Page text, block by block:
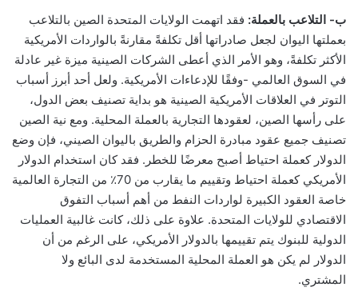
ب- التلاعب بالعملة: فقد اتهمت الولايات المتحدة الصين بالتلاعب
بعملتها اليوان لجعل صادراتها أقل تكلفةً مقارنةً بالواردات الأمريكية
الأكثر تكلفةً، وهو الأمر الذي أعطى الشركات الصينية ميزة غير عادلة
في السوق العالمي -وفقًا للإدعاءات الأمريكية. ولعل أحد أبرز أسباب
التوتر في العلاقات الأمريكية الصينية هو بداية تصنيف بعض الدول،
على رأسها الصين، لعقودها التجارية بالعملة المحلية. ومع نية الصين
تصنيف جميع عقود مبادرة الحزام والطريق باليوان الصيني، فإن وضع
الدولار كعملة احتياط أصبح معرضًا للخطر. فقد كان استخدام الدولار
الأمريكي كعملة احتياط وتقييم ما يقارب من 70٪ من التجارة العالمية
خاصة العقود الكبيرة لواردات النفط من أهم أسباب التفوق
الاقتصادي للولايات المتحدة. علاوة على ذلك، كانت غالبية العمليات
الدولية للبنوك يتم تقييمها بالدولار الأمريكي، على الرغم من أن
الدولار لم يكن هو العملة المحلية المستخدمة لدى البائع ولا
المشتري.